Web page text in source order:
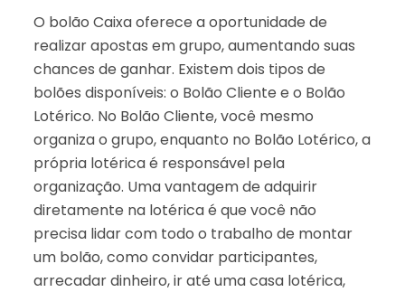
O bolão Caixa oferece a oportunidade de
realizar apostas em grupo, aumentando suas
chances de ganhar. Existem dois tipos de
bolões disponíveis: o Bolão Cliente e o Bolão
Lotérico. No Bolão Cliente, você mesmo
organiza o grupo, enquanto no Bolão Lotérico, a
própria lotérica é responsável pela
organização. Uma vantagem de adquirir
diretamente na lotérica é que você não
precisa lidar com todo o trabalho de montar
um bolão, como convidar participantes,
arrecadar dinheiro, ir até uma casa lotérica,